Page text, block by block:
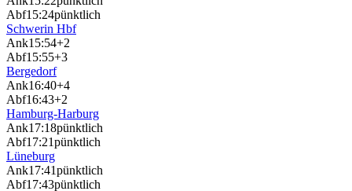
Abf15:24pünktlich
Schwerin Hbf
Ank15:54+2
Abf15:55+3
Bergedorf
Ank16:40+4
Abf16:43+2
Hamburg-Harburg
Ank17:18pünktlich
Abf17:21pünktlich
Lüneburg
Ank17:41pünktlich
Abf17:43pünktlich